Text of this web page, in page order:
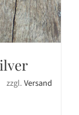
zzgl.Versand